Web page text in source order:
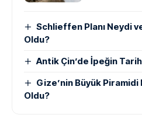
Schlieffen Planı Neydi
Oldu?
Antik Çin’de İpeğin
Gize’nin Büyük Piramidi
Oldu?